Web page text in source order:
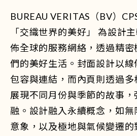
BUREAU VERITAS（BV）
「交織世界的美好」 為設計
佈全球的服務網絡，透過精密
們的美好生活。封面設計以
包容與連結，而內頁則透過多
展現不同月份與季節的故事
融。設計融入永續概念，如
意象，以及極地與氣候變遷